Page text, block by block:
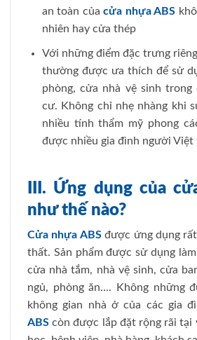
an toàn củacửa nhựa ABS
nhiên hay cửa thép
Với những điểm đặc trưng
thường được ưa thích để sử
phòng, cửa nhà vệ sinh trong
cư. Không chỉ nhẹ nhàng khi
nhiều tính thẩm mỹ phong
được nhiều gia đình người Việt
III. Ứng dụng của
như thế nào?
Cửa nhựa ABSđược ứng dụng
thất. Sản phẩm được sử dụng
cửa nhà tắm, nhà vệ sinh, cửa
ngủ, phòng ăn…. Không những
không gian nhà ở của các gia
ABS còn được lắp đặt rộng rãi tại